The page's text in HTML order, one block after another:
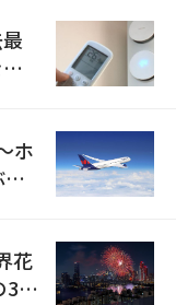
ホ
花
カ